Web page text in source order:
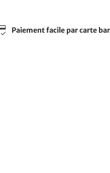
Paiement facile par carte